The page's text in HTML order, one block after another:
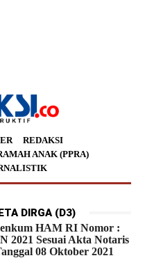
REDAKSI
ANAK (PPRA)
DIRGA (D3)
HAM RI Nomor :
2021 Sesuai Akta Notaris
08 Oktober 2021